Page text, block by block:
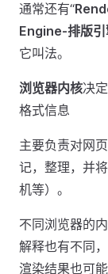
通常还有“
Engine-排版引
它叫法。
浏览器内核决
格式信息
主要负责对网
记，整理，并
机等）。
不同浏览器的
解释也有不同
渲染结果也可